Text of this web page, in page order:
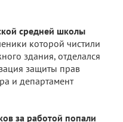
средней школы
которой чистили
здания, отделался
защиты прав
и департамент
за работой попали